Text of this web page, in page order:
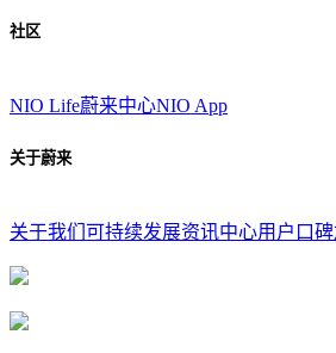
社区
NIO Life蔚来中心NIO App
关于蔚来
关于我们 可持续发展资讯中心用户口碑